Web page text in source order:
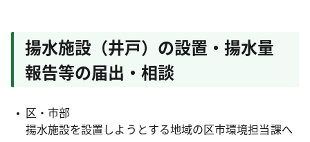
揚水施設（井戸）の設置・揚水量
報告等の届出・相談
区・市部
揚水施設を設置しようとする地域の区市環境担当課へ